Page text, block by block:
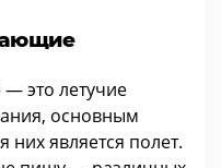
это летучие
основным
является полет.